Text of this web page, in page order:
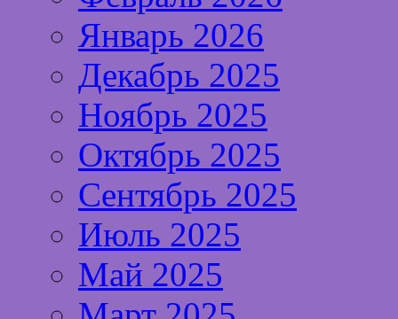
Январь 2026
Декабрь 2025
Ноябрь 2025
Октябрь 2025
Сентябрь 2025
Июль 2025
Май 2025